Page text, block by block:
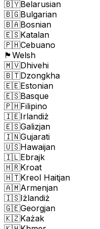
🇧🇾Belarusian
🇧🇬Bulgarian
🇧🇦Bosnian
🇪🇸Katalan
🇵🇭Cebuano
🏴󠁧󠁢󠁷󠁬󠁳󠁿 Welsh
🇲🇻Dhivehi
🇧🇹Dzongkha
🇪🇪Estonian
🇪🇸Basque
🇵🇭Filipino
🇮🇪Irlandiż
🇪🇸Galizjan
🇮🇳Gujarati
🇺🇸Hawaijan
🇮🇱Ebrajk
🇭🇷Kroat
🇭🇹Kreol Haitjan
🇦🇲Armenjan
🇮🇸Iżlandiż
🇬🇪Georgjan
🇰🇿Każak